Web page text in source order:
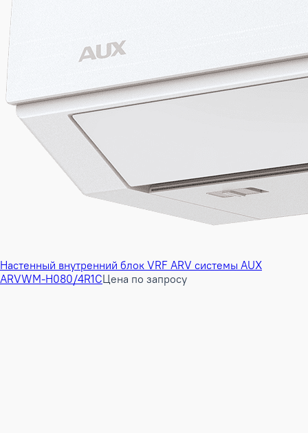
Настенный внутренний блок VRF ARV системы AUX
ARVWM-H080/4R1CЦена по запросу